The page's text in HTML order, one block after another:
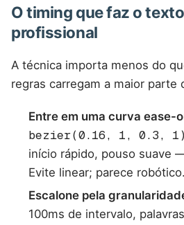
O timing que faz o
profissional
A técnica importa menos do
regras carregam a maior parte
Entre em uma curva ease-
bezier(0.16, 1, 0.3, 1)
início rápido, pouso suave
Evite linear; parece robótico.
Escalone pela
100ms de intervalo,